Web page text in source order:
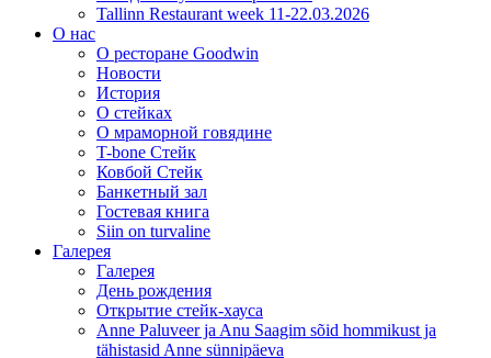
Tallinn Restaurant week 11-22.03.2026
О нас
О ресторане Goodwin
Новости
История
О стейках
О мраморной говядине
T-bone Стейк
Ковбой Стейк
Банкетный зал
Гостевая книга
Siin on turvaline
Галерея
Галерея
День рождения
Открытие стейк-хауса
Anne Paluveer ja Anu Saagim sõid hommikust ja
tähistasid Anne sünnipäeva